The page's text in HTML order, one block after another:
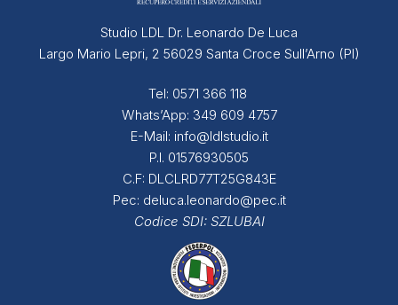
Studio LDL Dr. Leonardo De Luca
Largo Mario Lepri, 2 56029 Santa Croce Sull’Arno (PI)
Tel: 0571 366 118
Whats’App: 349 609 4757
E-Mail: info@ldlstudio.it
P.I. 01576930505
C.F: DLCLRD77T25G843E
Pec: deluca.leonardo@pec.it
Codice SDI: SZLUBAI